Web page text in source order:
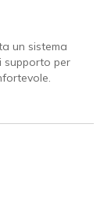
un sistema
supporto per